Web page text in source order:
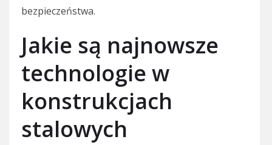
bezpieczeństwa.
Jakie są najnowsze
technologie w
konstrukcjach
stalowych